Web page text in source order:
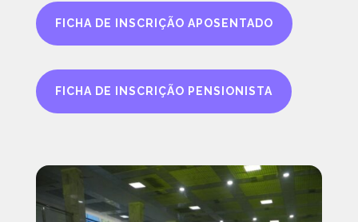
FICHA DE INSCRIÇÃO APOSENTADO
FICHA DE INSCRIÇÃO PENSIONISTA